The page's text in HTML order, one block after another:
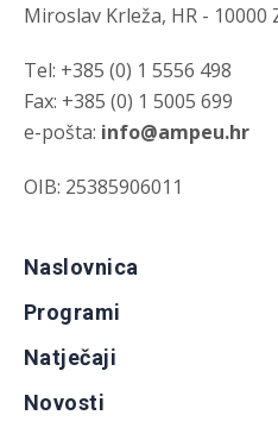
Miroslav Krleža, HR - 10000
Tel: +385 (0) 1 5556 498
Fax: +385 (0) 1 5005 699
e-pošta: info@ampeu.hr
OIB: 25385906011
Naslovnica
Programi
Natječaji
Novosti